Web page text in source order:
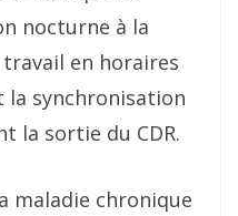
nocturne à la
en horaires
synchronisation
la sortie du CDR.
maladie chronique